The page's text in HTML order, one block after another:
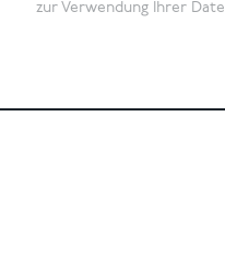
zur Verwendung Ihrer